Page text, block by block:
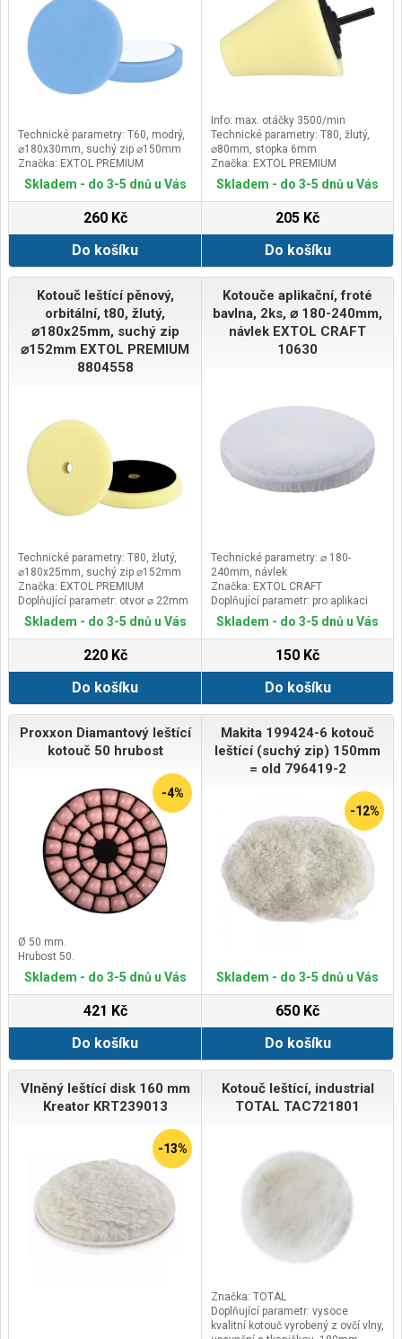
Technické parametry: T60, modrý,
⌀180x30mm, suchý zip ⌀150mm
Značka: EXTOL PREMIUM
Skladem - do 3-5 dnů u Vás
260 Kč
Do košíku
Info: max. otáčky 3500/min
Technické parametry: T80, žlutý,
⌀80mm, stopka 6mm
Značka: EXTOL PREMIUM
Skladem - do 3-5 dnů u Vás
205 Kč
Do košíku
Kotouč leštící pěnový,
orbitální, t80, žlutý,
⌀180x25mm, suchý zip
⌀152mm EXTOL PREMIUM
8804558
Technické parametry: T80, žlutý,
⌀180x25mm, suchý zip ⌀152mm
Značka: EXTOL PREMIUM
Doplňující parametr: otvor ⌀ 22mm
Skladem - do 3-5 dnů u Vás
220 Kč
Do košíku
Kotouče aplikační, froté
bavlna, 2ks, ⌀ 180-240mm,
návlek EXTOL CRAFT
10630
Technické parametry: ⌀ 180-
240mm, návlek
Značka: EXTOL CRAFT
Doplňující parametr: pro aplikaci
leštících vosků
Skladem - do 3-5 dnů u Vás
150 Kč
Do košíku
Proxxon Diamantový leštící
kotouč 50 hrubost
-4%
Ø 50 mm.
Hrubost 50.
Skladem - do 3-5 dnů u Vás
421 Kč
Do košíku
Makita 199424-6 kotouč
leštící (suchý zip) 150mm
= old 796419-2
-12%
Skladem - do 3-5 dnů u Vás
650 Kč
Do košíku
Vlněný leštící disk 160 mm
Kreator KRT239013
-13%
Kotouč leštící, industrial
TOTAL TAC721801
Značka: TOTAL
Doplňující parametr: vysoce
kvalitní kotouč vyrobený z ovčí vlny,